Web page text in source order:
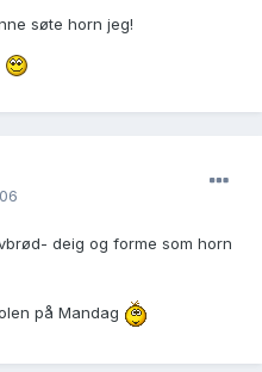
søte horn jeg!
deig og forme som horn
på Mandag